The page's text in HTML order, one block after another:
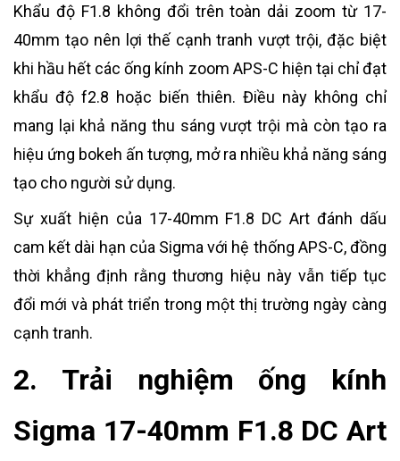
Khẩu độ F1.8 không đổi trên toàn dải zoom từ 17-
40mm tạo nên lợi thế cạnh tranh vượt trội, đặc biệt
khi hầu hết các ống kính zoom APS-C hiện tại chỉ đạt
khẩu độ f2.8 hoặc biến thiên. Điều này không chỉ
mang lại khả năng thu sáng vượt trội mà còn tạo ra
hiệu ứng bokeh ấn tượng, mở ra nhiều khả năng sáng
tạo cho người sử dụng.
Sự xuất hiện của 17-40mm F1.8 DC Art đánh dấu
cam kết dài hạn của Sigma với hệ thống APS-C, đồng
thời khẳng định rằng thương hiệu này vẫn tiếp tục
đổi mới và phát triển trong một thị trường ngày càng
cạnh tranh.
2. Trải nghiệm ống kính
Sigma 17-40mm F1.8 DC Art